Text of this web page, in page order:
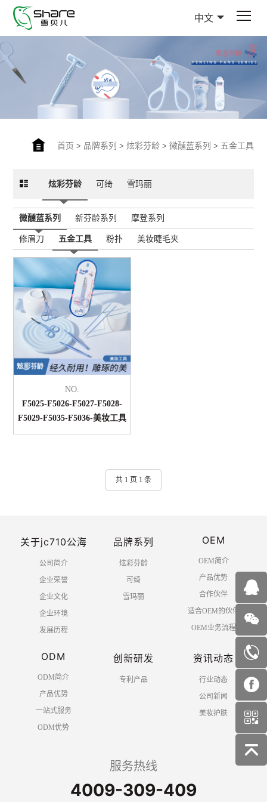
中文
首页 > 品牌系列 > 炫彩芬龄> 微醺蓝系列 > 五金工具
炫彩芬龄 可绮 雪玛丽
微醺蓝系列 新芬龄系列 摩登系列
修眉刀 五金工具 粉扑 美妆睫毛夹
NO.
F5025-F5026-F5027-F5028-
F5029-F5035-F5036-美妆工具
共 1 页 1 条
关于jc710公海
公司简介
企业荣誉
企业文化
企业环境
发展历程
品牌系列
炫彩芬龄
可绮
雪玛丽
OEM
OEM简介
产品优势
合作伙伴
适合OEM的伙伴
OEM业务流程
ODM
ODM简介
产品优势
一站式服务
ODM优势
创新研发
专利产品
资讯动态
行业动态
公司新闻
美妆护肤
服务热线
4009-309-409